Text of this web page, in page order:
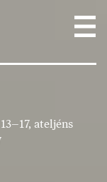
ateljéns